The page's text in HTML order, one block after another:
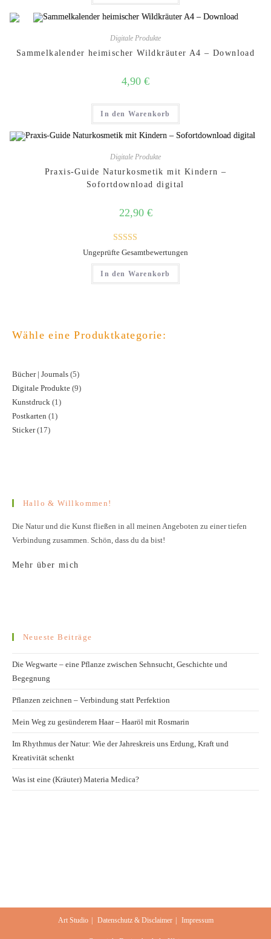
Digitale Produkte
Sammelkalender heimischer Wildkräuter A4 – Download
4,90 €
In den Warenkorb
Digitale Produkte
Praxis-Guide Naturkosmetik mit Kindern –
Sofortdownload digital
22,90 €
Bewertet mit
5.00von 5
Ungeprüfte Gesamtbewertungen
In den Warenkorb
Wähle eine Produktkategorie:
Bücher | Journals 55
Produkte
Digitale Produkte 99
Kunstdruck 11
Postkarten 11
Sticker 1717
Hallo & Willkommen!
Die Natur und die Kunst fließen in all meinen Angeboten zu einer tiefen
Verbindung zusammen. Schön, dass du da bist!
Mehr über mich
Neueste Beiträge
Die Wegwarte – eine Pflanze zwischen Sehnsucht, Geschichte und
Begegnung
Pflanzen zeichnen – Verbindung statt Perfektion
Mein Weg zu gesünderem Haar – Haaröl mit Rosmarin
Im Rhythmus der Natur: Wie der Jahreskreis uns Erdung, Kraft und
Kreativität schenkt
Was ist eine (Kräuter) Materia Medica?
Art Studio Datenschutz & Disclaimer Impressum